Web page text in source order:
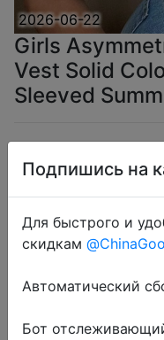
2026-06-22
Girls
Vest Solid
Sleeved
Подпишись на
Для быстрого и
скидкам
Автоматический
Бот